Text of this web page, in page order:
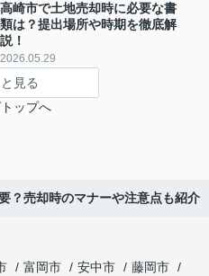
高崎市で土地売却時に必要な書
類は？提出場所や時期を徹底解
説！
2026.05.29
見る
ップへ
？売却時のマナーや注意点も紹介
富岡市 安中市
藤岡市